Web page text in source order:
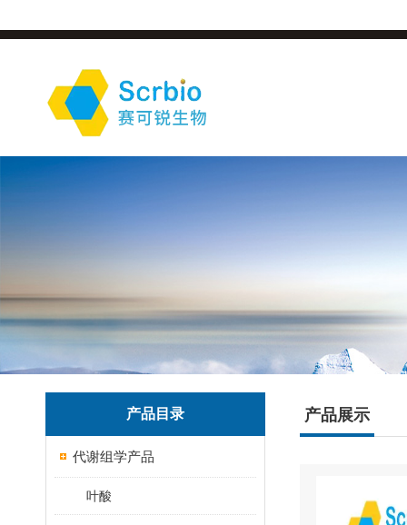
产品目录
代谢组学产品
叶酸
产品展示